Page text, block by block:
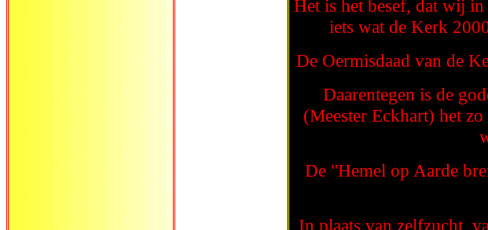
Het is het besef, dat wij
iets wat de Kerk
De Oermisdaad van de
Daarentegen is de
(Meester Eckhart) het
De "Hemel op Aarde
In plaats van zelfzucht,